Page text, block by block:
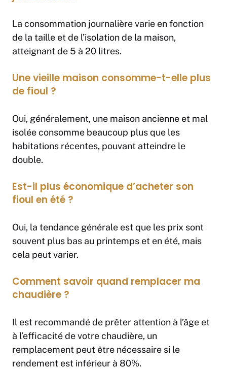
La consommation journalière varie en fonction
de la taille et de l’isolation de la maison,
atteignant de 5 à 20 litres.
Une vieille maison consomme-t-elle plus
de fioul ?
Oui, généralement, une maison ancienne et mal
isolée consomme beaucoup plus que les
habitations récentes, pouvant atteindre le
double.
Est-il plus économique d’acheter son
fioul en été ?
Oui, la tendance générale est que les prix sont
souvent plus bas au printemps et en été, mais
cela peut varier.
Comment savoir quand remplacer ma
chaudière ?
Il est recommandé de prêter attention à l’âge et
à l’efficacité de votre chaudière, un
remplacement peut être nécessaire si le
rendement est inférieur à 80%.